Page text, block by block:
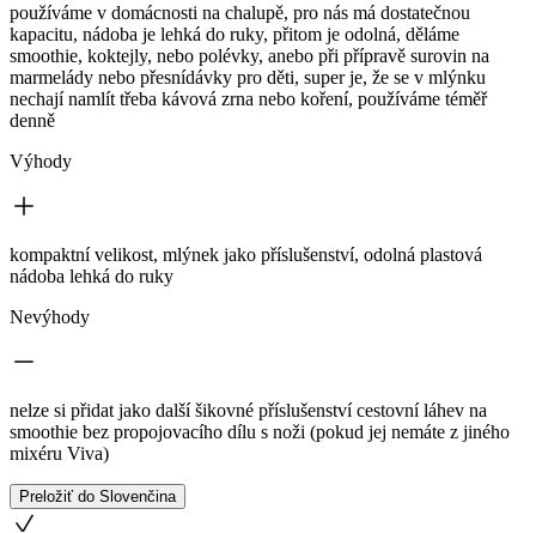
používáme v domácnosti na chalupě, pro nás má dostatečnou
kapacitu, nádoba je lehká do ruky, přitom je odolná, děláme
smoothie, koktejly, nebo polévky, anebo při přípravě surovin na
marmelády nebo přesnídávky pro děti, super je, že se v mlýnku
nechají namlít třeba kávová zrna nebo koření, používáme téměř
denně
Výhody
kompaktní velikost, mlýnek jako příslušenství, odolná plastová
nádoba lehká do ruky
Nevýhody
nelze si přidat jako další šikovné příslušenství cestovní láhev na
smoothie bez propojovacího dílu s noži (pokud jej nemáte z jiného
mixéru Viva)
Preložiť do Slovenčina